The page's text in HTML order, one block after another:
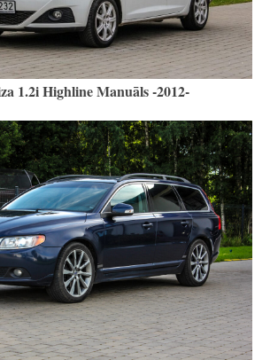
1.2i Highline Manuāls -2012-